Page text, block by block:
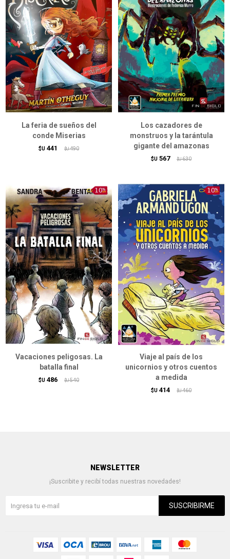
La feria de sueños del
conde Miserias
$U 441 $U 490
Los cazadores de
monstruos y la tarántula
gigante del amazonas
$U 567 $U 630
Vacaciones peligosas. La
batalla final
$U 486 $U 540
Viaje al país de los
unicornios y otros cuentos
a medida
$U 414 $U 460
NEWSLETTER
¡Suscribite y recibí todas nuestras novedades!
SUSCRIBIRME